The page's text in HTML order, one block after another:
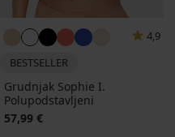
4,9
BESTSELLER
Grudnjak Sophie I.
Polupodstavljeni
57,99 €